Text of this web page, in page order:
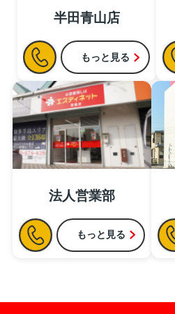
半田青山店
もっと見る
法人営業部
もっと見る